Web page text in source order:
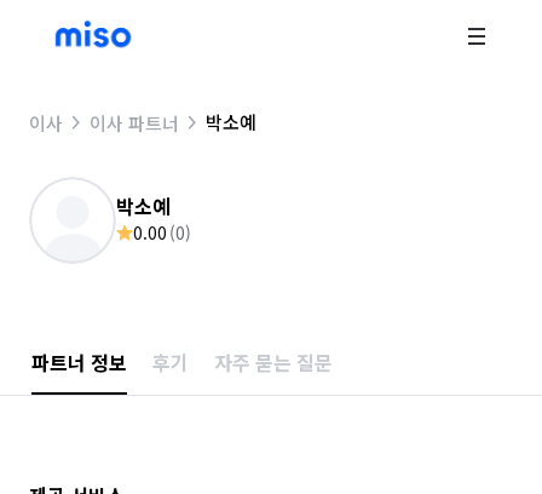
이사 이사 파트너 박소예
박소예
0.00 (0)
파트너 정보 후기 자주 묻는 질문